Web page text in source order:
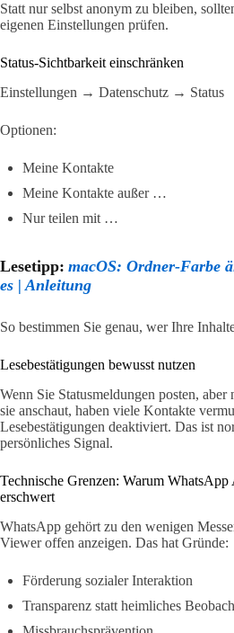
Statt nur selbst anonym zu bleiben,
eigenen Einstellungen prüfen.
Status-Sichtbarkeit einschränken
Einstellungen → Datenschutz → Status
Optionen:
Meine Kontakte
Meine Kontakte außer …
Nur teilen mit …
Lesetipp: macOS: Ordner-Farbe
es | Anleitung
So bestimmen Sie genau, wer Ihre
Lesebestätigungen bewusst nutzen
Wenn Sie Statusmeldungen posten, aber
sie anschaut, haben viele Kontakte
Lesebestätigungen deaktiviert. Das ist
persönliches Signal.
Technische Grenzen: Warum
erschwert
WhatsApp gehört zu den wenigen
Viewer offen anzeigen. Das hat Gründe:
Förderung sozialer Interaktion
Transparenz statt heimliches